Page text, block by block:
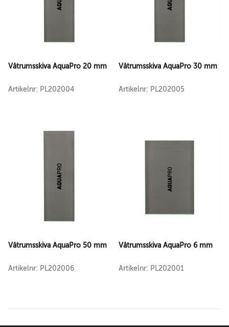
Våtrumsskiva AquaPro 20 mm
Artikelnr: PL202004
Våtrumsskiva AquaPro 30 mm
Artikelnr: PL202005
Våtrumsskiva AquaPro 50 mm
Artikelnr: PL202006
Våtrumsskiva AquaPro 6 mm
Artikelnr: PL202001